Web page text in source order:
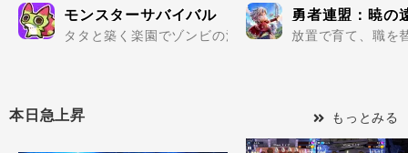
モンスターサバイバル
タタと築く楽園でゾンビの波を迎え撃て..
勇者連盟：暁の
放置で育て、職を
本日急上昇 もっとみる